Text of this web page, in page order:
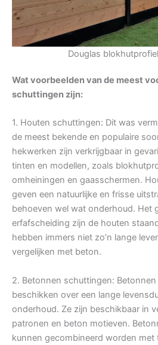
Douglas
Wat voorbeelden van de meest
schuttingen zijn:
1. Houten schuttingen: Dit was
de meest bekende en populaire
hekwerken zijn verkrijgbaar in
tinten en modellen, zoals
omheiningen en gaasschermen.
geven een natuurlijke en frisse
behoeven wel wat onderhoud. Het
erfafscheiding zijn de houten
hebben immers niet zo’n lange
vergelijken met beton.
2. Betonnen schuttingen:
beschikken over een lange
onderhoud. Ze zijn beschikbaar in
patronen en beton motieven.
kunnen gecombineerd worden met